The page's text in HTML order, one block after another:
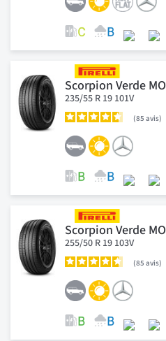
Scorpion Verde MO
235/55 R 19 101V
85 avis
Scorpion Verde MO
255/50 R 19 103V
85 avis